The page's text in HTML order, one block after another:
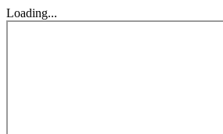
Loading...